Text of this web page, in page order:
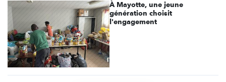
À Mayotte, une jeune
génération choisit
l'engagement